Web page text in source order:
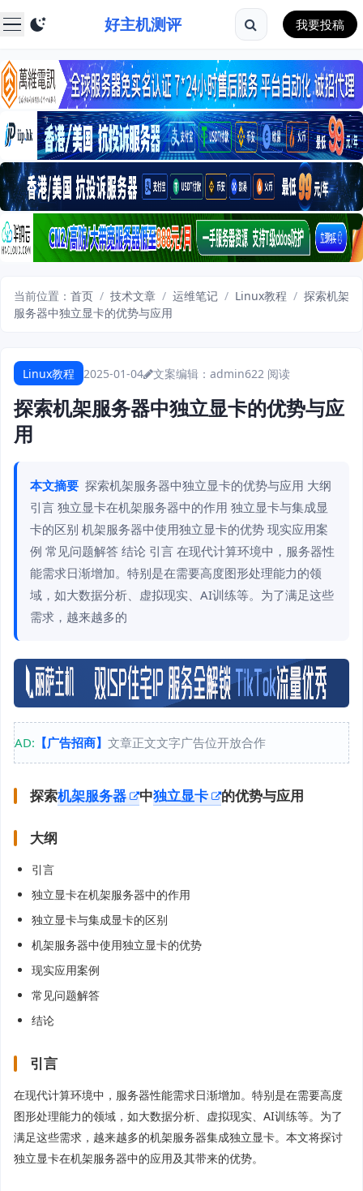
好主机测评 我要投稿
当前位置： 首页 / 技术文章 / 运维笔记 / Linux教程 / 探索机架
服务器中独立显卡的优势与应用
Linux教程 2025-01-04 文案编辑：admin622 阅读
探索机架服务器中独立显卡的优势与应
用
本文摘要 探索机架服务器中独立显卡的优势与应用 大纲
引言 独立显卡在机架服务器中的作用 独立显卡与集成显
卡的区别 机架服务器中使用独立显卡的优势 现实应用案
例 常见问题解答 结论 引言 在现代计算环境中，服务器性
能需求日渐增加。特别是在需要高度图形处理能力的领
域，如大数据分析、虚拟现实、AI训练等。为了满足这些
需求，越来越多的
AD: 【广告招商】 文章正文文字广告位开放合作
探索机架服务器 中独立显卡 的优势与应用
大纲
引言
独立显卡在机架服务器中的作用
独立显卡与集成显卡的区别
机架服务器中使用独立显卡的优势
现实应用案例
常见问题解答
结论
引言
在现代计算环境中，服务器性能需求日渐增加。特别是在需要高度
图形处理能力的领域，如大数据分析、虚拟现实、AI训练等。为了
满足这些需求，越来越多的机架服务器集成独立显卡。本文将探讨
独立显卡在机架服务器中的应用及其带来的优势。